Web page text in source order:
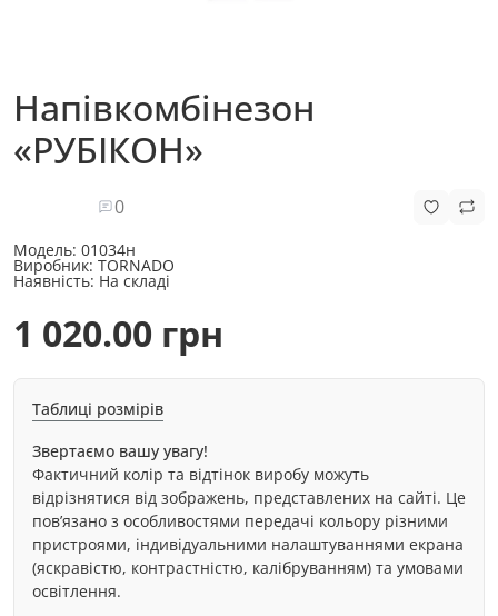
Напівкомбінезон
«РУБІКОН»
0
Модель: 01034н
Виробник: TORNADO
Наявність: На складі
1 020.00 грн
Таблиці розмірів
Звертаємо вашу увагу!
Фактичний колір та відтінок виробу можуть
відрізнятися від зображень, представлених на сайті. Це
пов’язано з особливостями передачі кольору різними
пристроями, індивідуальними налаштуваннями екрана
(яскравістю, контрастністю, калібруванням) та умовами
освітлення.